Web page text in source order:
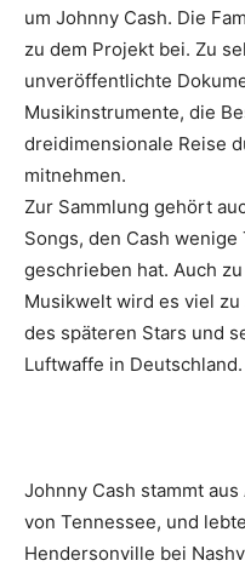
um Johnny Cash. Die
zu dem Projekt bei. Zu
unveröffentlichte
Musikinstrumente, die
dreidimensionale Reise
mitnehmen.
Zur Sammlung gehört
Songs, den Cash
geschrieben hat. Auch
Musikwelt wird es viel
des späteren Stars und
Luftwaffe in Deutschland.
Johnny Cash stammt
von Tennessee, und
Hendersonville bei